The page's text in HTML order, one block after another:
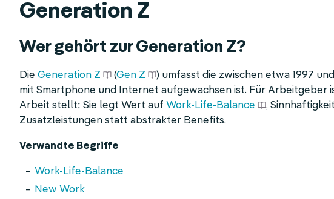
Generation Z
Wer gehört zur Generation Z?
Die Generation Z (Gen Z
) umfasst die zwischen etwa 1997
mit Smartphone und Internet aufgewachsen ist. Für Arbeitgeber
Arbeit stellt: Sie legt Wert auf Work-Life-Balance
,
Zusatzleistungen statt abstrakter Benefits.
Verwandte Begriffe
Work-Life-Balance
New Work